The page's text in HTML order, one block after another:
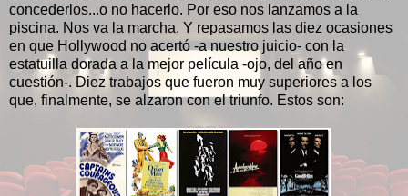
concederlos...o no hacerlo. Por eso nos lanzamos a la
piscina. Nos va la marcha. Y repasamos las diez ocasiones
en que Hollywood no acertó -a nuestro juicio- con la
estatuilla dorada a la mejor película -ojo, del año en
cuestión-. Diez trabajos que fueron muy superiores a los
que, finalmente, se alzaron con el triunfo. Estos son: